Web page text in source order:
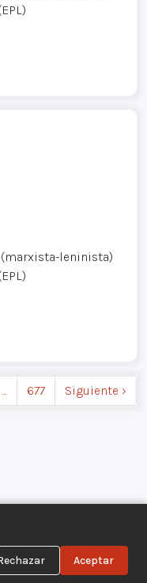
Aceptar
leninista)
677 Siguiente ›